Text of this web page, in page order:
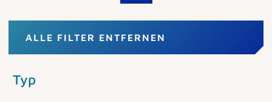
ALLE FILTER ENTFERNEN
Typ